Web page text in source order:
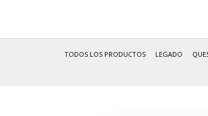
TODOS LOS PRODUCTOS LEGADO